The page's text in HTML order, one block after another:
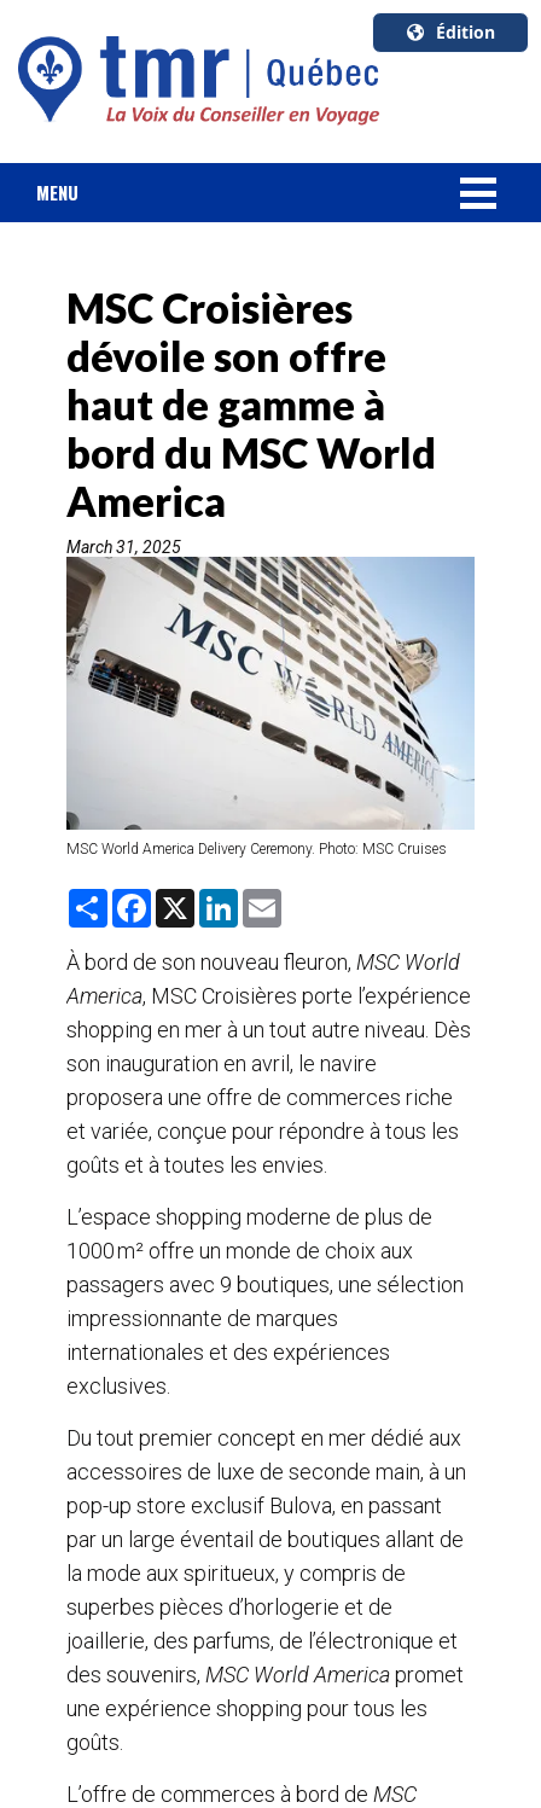
Édition
U.S.A.
English
Canada
MENU
FORFAIT VACANCES
CROISIÈRES
HOTELS & RESORTS
DESTINATIONS
AGENTS DE VOYAGE
FORMATION & RESSOURCES
MSC Croisières
dévoile son offre
haut de gamme à
bord du MSC World
America
March 31, 2025
MSC World America Delivery Ceremony. Photo: MSC Cruises
S
r
e
F
e
b
o
k
X
L
k
e
d
n
i
À bord de son nouveau fleuron, MSC World
America, MSC Croisières porte l’expérience
shopping en mer à un tout autre niveau. Dès
son inauguration en avril, le navire
proposera une offre de commerces riche
et variée, conçue pour répondre à tous les
goûts et à toutes les envies.
L’espace shopping moderne de plus de
1000 m² offre un monde de choix aux
passagers avec 9 boutiques, une sélection
impressionnante de marques
internationales et des expériences
exclusives.
Du tout premier concept en mer dédié aux
accessoires de luxe de seconde main, à un
pop-up store exclusif Bulova, en passant
par un large éventail de boutiques allant de
la mode aux spiritueux, y compris de
superbes pièces d’horlogerie et de
joaillerie, des parfums, de l’électronique et
des souvenirs, MSC World Americapromet
une expérience shopping pour tous les
goûts.
L’offre de commerces à bord de MSC